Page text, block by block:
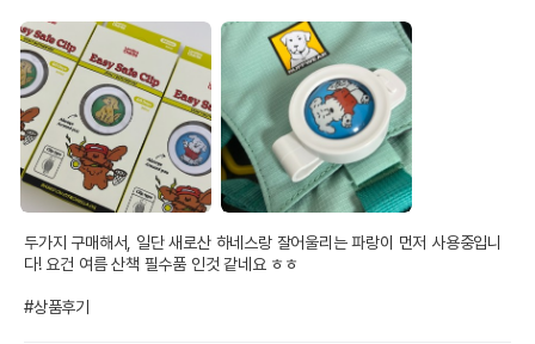
두가지 구매해서, 일단 새로산 하네스랑 잘어울리는 파랑이 먼저 사용중입니
다! 요건 여름 산책 필수품 인것 같네요 ㅎㅎ
#상품후기